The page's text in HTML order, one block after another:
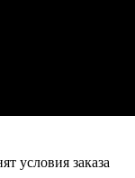
условия заказа